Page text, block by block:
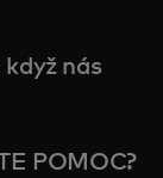
když nás
POMOC?